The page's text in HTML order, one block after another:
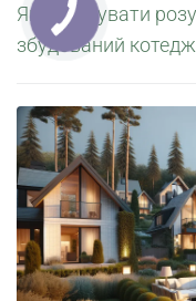
Як інтегрувати
збудований котедж